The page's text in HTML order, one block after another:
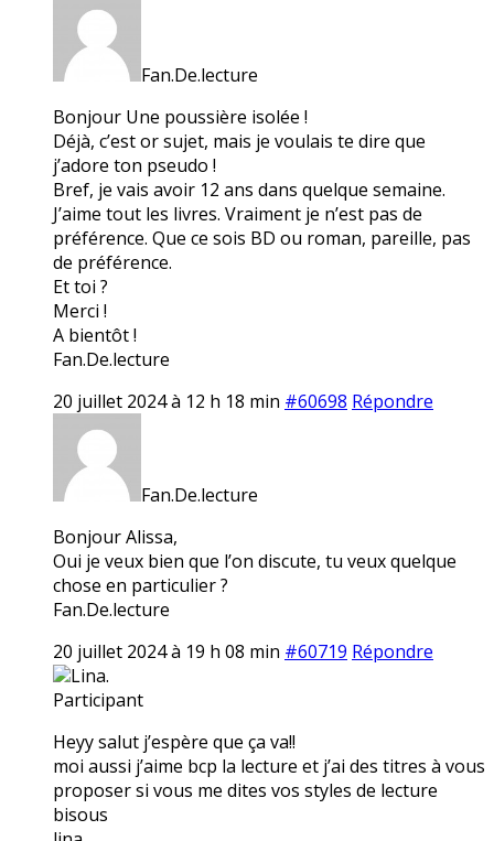
Fan.De.lecture
Bonjour Une poussière isolée !
Déjà, c’est or sujet, mais je voulais te dire que
j’adore ton pseudo !
Bref, je vais avoir 12 ans dans quelque semaine.
J’aime tout les livres. Vraiment je n’est pas de
préférence. Que ce sois BD ou roman, pareille, pas
de préférence.
Et toi ?
Merci !
A bientôt !
Fan.De.lecture
20 juillet 2024 à 12 h 18 min #60698 Répondre
Fan.De.lecture
Bonjour Alissa,
Oui je veux bien que l’on discute, tu veux quelque
chose en particulier ?
Fan.De.lecture
20 juillet 2024 à 19 h 08 min #60719 Répondre
Lina.
Participant
Heyy salut j’espère que ça va!!
moi aussi j’aime bcp la lecture et j’ai des titres à vous
proposer si vous me dites vos styles de lecture
bisous